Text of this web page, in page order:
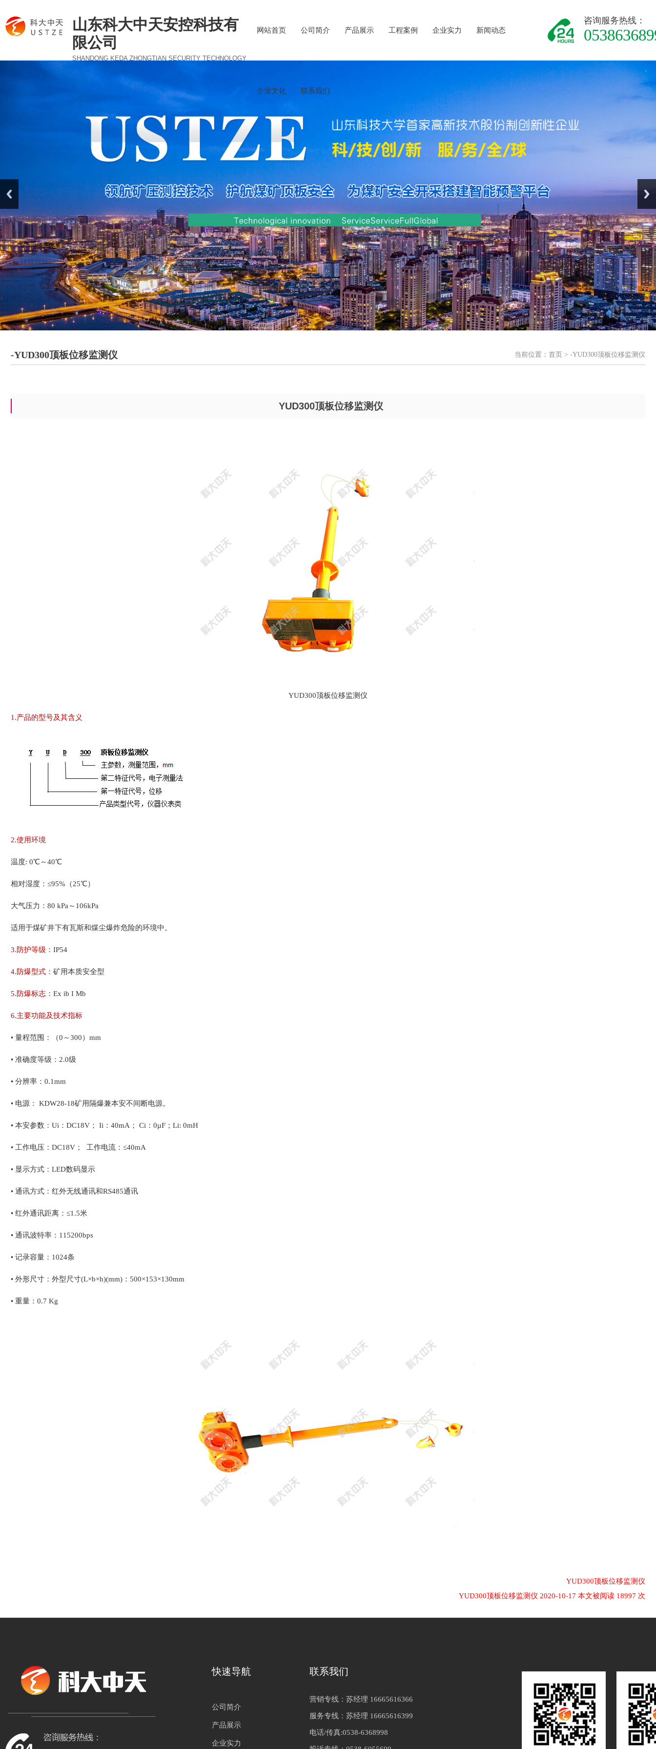
山东科大中天安控科技有
限公司
SHANDONG KEDA ZHONGTIAN SECURITY TECHNOLOGY
网站首页 公司简介 产品展示 工程案例 企业实力 新闻动态
企业文化 联系我们
咨询服务热线：
-YUD300顶板位移监测仪 当前位置： 首页 > -YUD300顶板位移监测仪
​YUD300顶板位移监测仪
YUD300顶板位移监测仪
1.产品的型号及其含义
2.使用环境
温度: 0℃～40℃
相对湿度：≤95%（25℃）
大气压力：80 kPa～106kPa
适用于煤矿井下有瓦斯和煤尘爆炸危险的环境中。
3.防护等级： IP54
4.防爆型式： 矿用本质安全型
5.防爆标志： Ex ib I Mb
6.主要功能及技术指标
• 量程范围：（0～300）mm
• 准确度等级：2.0级
• 分辨率：0.1mm
• 电源： KDW28-18矿用隔爆兼本安不间断电源。
• 本安参数：Ui：DC18V； Ii：40mA； Ci：0µF；Li: 0mH
• 工作电压：DC18V； 工作电流：≤40mA
• 显示方式：LED数码显示
• 通讯方式：红外无线通讯和RS485通讯
• 红外通讯距离：≤1.5米
• 通讯波特率：115200bps
• 记录容量：1024条
• 外形尺寸：外型尺寸(L×b×h)(mm)：500×153×130mm
• 重量：0.7 Kg
​YUD300顶板位移监测仪
​YUD300顶板位移监测仪 2020-10-17 本文被阅读 18997 次
快速导航
公司简介
产品展示
企业实力
联系我们
营销专线：苏经理 16665616366
服务专线：苏经理 16665616399
电话/传真:0538-6368998